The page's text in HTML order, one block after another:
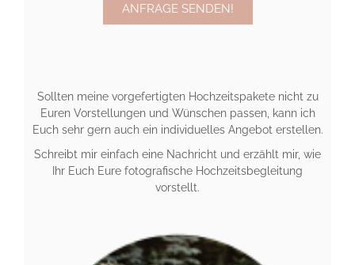
ANFRAGE SENDEN!
Sollten meine vorgefertigten Hochzeitspakete nicht zu
Euren Vorstellungen und Wünschen passen, kann ich
Euch sehr gern auch ein individuelles Angebot erstellen.
Schreibt mir einfach eine Nachricht und erzählt mir, wie
Ihr Euch Eure fotografische Hochzeitsbegleitung
vorstellt.